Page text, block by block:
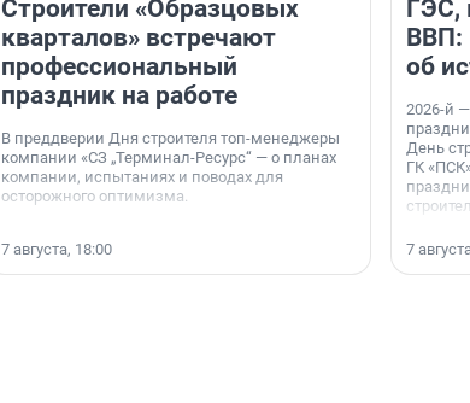
Строители «Образцовых
кварталов» встречают
профессиональный
праздник на работе
В преддверии Дня строителя топ-менеджеры
компании «СЗ „Терминал-Ресурс“ — о планах
компании, испытаниях и поводах для
осторожного оптимизма.
7 августа, 18:00
ГЭС,
ВВП:
об
2026-й
День
ГК
7